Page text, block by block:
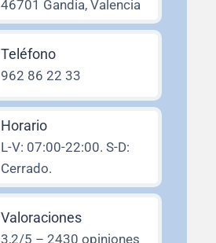
46701 Gandia, Valencia
Teléfono
962 86 22 33
Horario
L-V: 07:00-22:00. S-D:
Cerrado.
Valoraciones
3,2/5 – 2430 opiniones